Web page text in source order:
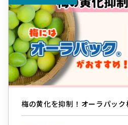
梅の黄化を抑制！オーラパッ